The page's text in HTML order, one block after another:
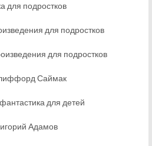
для подростков
для подростков
для подростков
Саймак
для детей
Адамов